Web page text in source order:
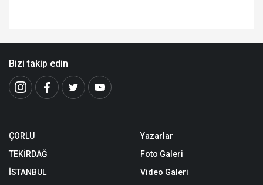
Bizi takip edin
ÇORLU
TEKİRDAĞ
İSTANBUL
Yazarlar
Foto Galeri
Video Galeri